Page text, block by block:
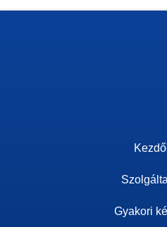
Gyakori